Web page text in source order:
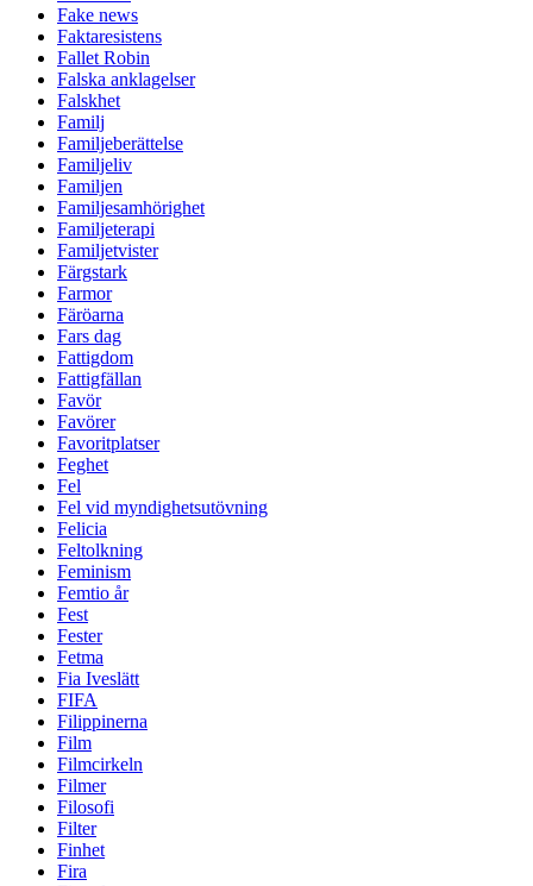
Fake news
Faktaresistens
Fallet Robin
Falska anklagelser
Falskhet
Familj
Familjeberättelse
Familjeliv
Familjen
Familjesamhörighet
Familjeterapi
Familjetvister
Färgstark
Farmor
Färöarna
Fars dag
Fattigdom
Fattigfällan
Favör
Favörer
Favoritplatser
Feghet
Fel
Fel vid myndighetsutövning
Felicia
Feltolkning
Feminism
Femtio år
Fest
Fester
Fetma
Fia Iveslätt
FIFA
Filippinerna
Film
Filmcirkeln
Filmer
Filosofi
Filter
Finhet
Fira